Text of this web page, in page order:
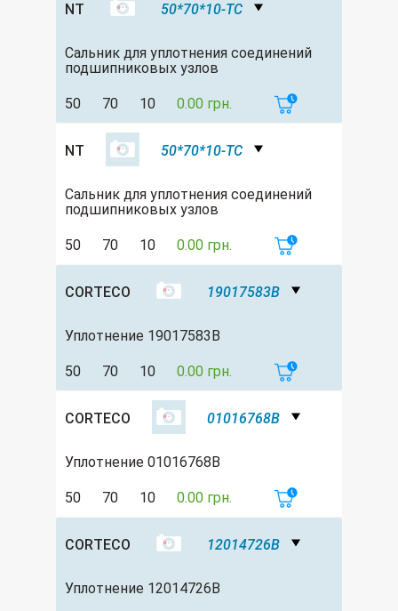
NT 50*70*10-TC
Сальник для уплотнения соединений
подшипниковых узлов
50 70 10 0.00 грн.
NT 50*70*10-TC
Сальник для уплотнения соединений
подшипниковых узлов
50 70 10 0.00 грн.
CORTECO 19017583B
Уплотнение 19017583B
50 70 10 0.00 грн.
CORTECO 01016768B
Уплотнение 01016768B
50 70 10 0.00 грн.
CORTECO 12014726B
Уплотнение 12014726B